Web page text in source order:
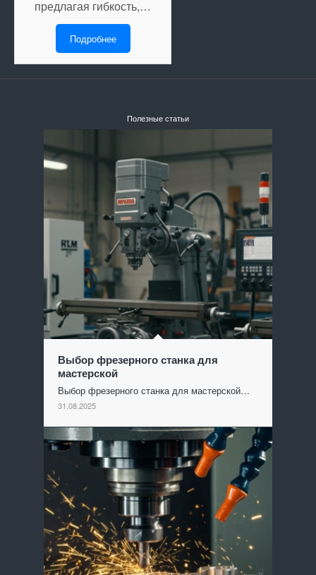
предлагая гибкость,…
Подробнее
Полезные статьи
Выбор фрезерного станка для
мастерской
Выбор фрезерного станка для мастерской…
31.08.2025